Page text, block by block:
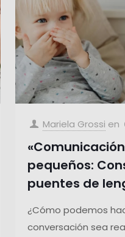
Mariela Grossi en
pequeños:
puentes de
¿Cómo podemos
conversación sea